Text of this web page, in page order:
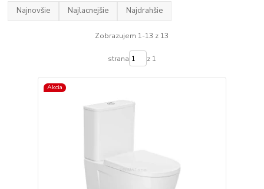
Najnovšie Najlacnejšie Najdrahšie
Zobrazujem 1-13 z 13
strana z 1
Akcia